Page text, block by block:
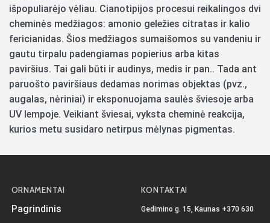
išpopuliarėjo vėliau. Cianotipijos procesui reikalingos dvi
cheminės medžiagos: amonio geležies citratas ir kalio
fericianidas. Šios medžiagos sumaišomos su vandeniu ir
gautu tirpalu padengiamas popierius arba kitas
paviršius. Tai gali būti ir audinys, medis ir pan.. Tada ant
paruošto paviršiaus dedamas norimas objektas (pvz.,
augalas, nėriniai) ir eksponuojama saulės šviesoje arba
UV lempoje. Veikiant šviesai, vyksta cheminė reakcija,
kurios metu susidaro netirpus mėlynas pigmentas.
ORNAMENTAI
Pagrindinis
KONTAKTAI
Gedimino g. 15, Kaunas +370 630